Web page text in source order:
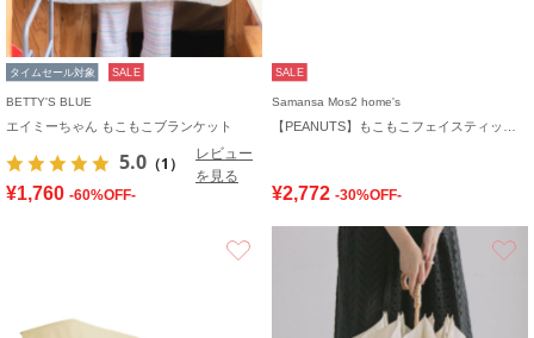
タイムセール対象 SALE
BETTY'S BLUE
エイミーちゃん もこもこブランケット
5.0 （1）
レビュー
を見る
¥1,760 -60%OFF-
SALE
Samansa Mos2 home's
¥2,772 -30%OFF-